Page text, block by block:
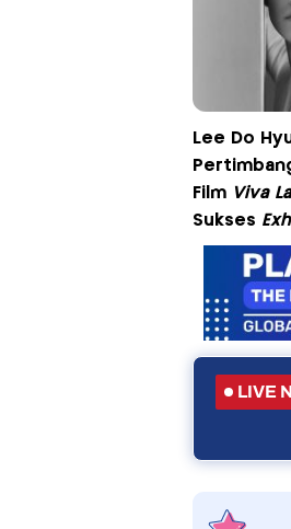
Lee Do
Film Viva
Sukses
LIVE